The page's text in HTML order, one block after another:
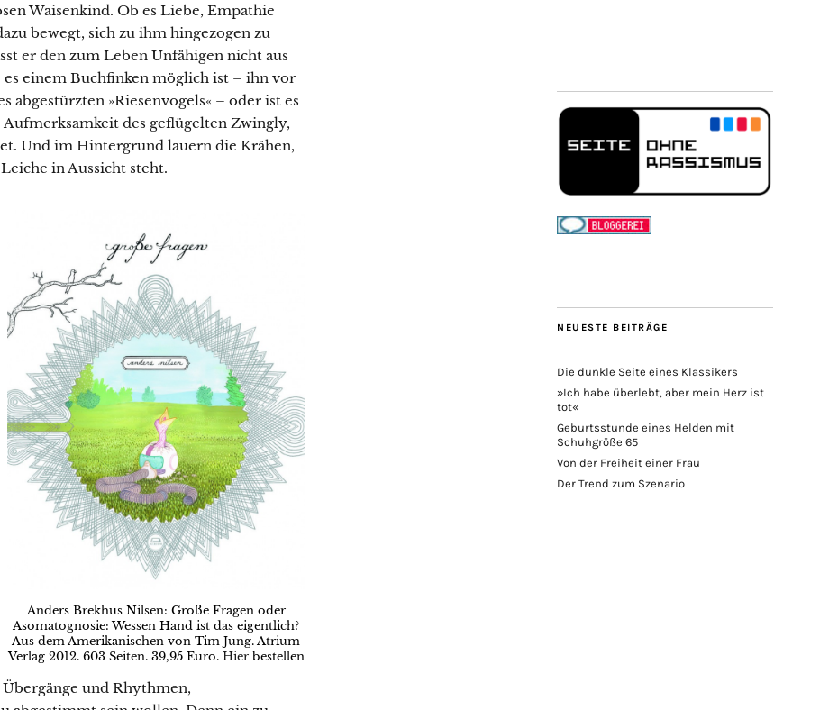
Waisenkind. Ob es Liebe, Empathie
bewegt, sich zu ihm hingezogen zu
er den zum Leben Unfähigen nicht aus
einem Buchfinken möglich ist – ihn vor
abgestürzten »Riesenvogels« – oder ist es
Aufmerksamkeit des geflügelten Zwingly,
Und im Hintergrund lauern die Krähen,
in Aussicht steht.
Anders Brekhus Nilsen: Große Fragen oder
Asomatognosie: Wessen Hand ist das eigentlich?
Aus dem Amerikanischen von Tim Jung. Atrium
Verlag 2012. 603 Seiten. 39,95 Euro. Hierbestellen
und Rhythmen,
NEUESTE BEITRÄGE
Die dunkle Seite eines Klassikers
»Ich habe überlebt, aber mein Herz ist
tot«
Geburtsstunde eines Helden mit
Schuhgröße 65
Von der Freiheit einer Frau
Der Trend zum Szenario